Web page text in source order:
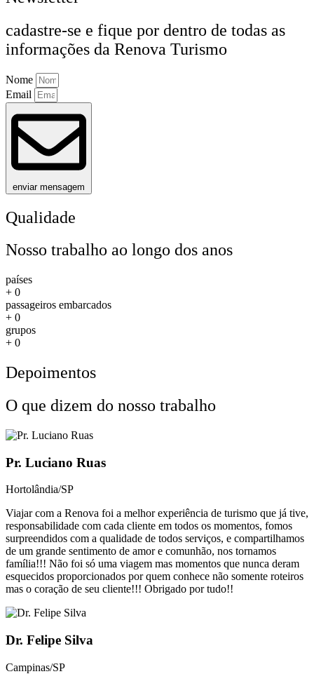
cadastre-se e fique por dentro de todas as
informações da Renova Turismo
Nome
Email
enviar mensagem
Qualidade
Nosso trabalho ao longo dos anos
países
+ 0
passageiros embarcados
+ 0
grupos
+ 0
Depoimentos
O que dizem do nosso trabalho
Pr. Luciano Ruas
Hortolândia/SP
Viajar com a Renova foi a melhor experiência de turismo que já tive,
responsabilidade com cada cliente em todos os momentos, fomos
surpreendidos com a qualidade de todos serviços, e compartilhamos
de um grande sentimento de amor e comunhão, nos tornamos
família!!! Não foi só uma viagem mas momentos que nunca deram
esquecidos proporcionados por quem conhece não somente roteiros
mas o coração de seu cliente!!! Obrigado por tudo!!
Dr. Felipe Silva
Campinas/SP